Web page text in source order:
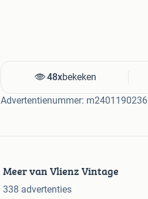
48xbekeken
Advertentienummer: m2401190236
Meer van Vlienz Vintage
338 advertenties